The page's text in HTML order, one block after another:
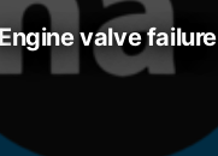
engine valve failure